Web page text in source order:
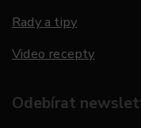
Rady a tipy
Video recepty
Odebírat